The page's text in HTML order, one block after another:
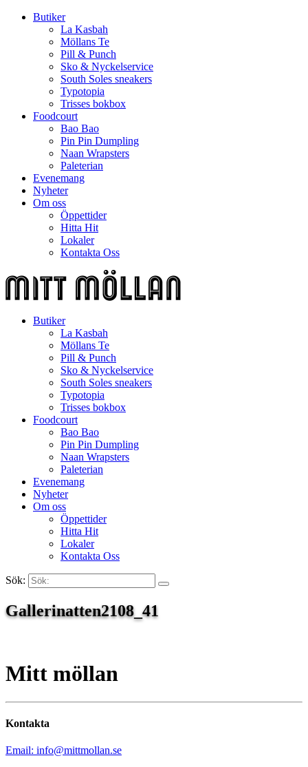
Butiker
La Kasbah
Möllans Te
Pill & Punch
Sko & Nyckelservice
South Soles sneakers
Typotopia
Trisses bokbox
Foodcourt
Bao Bao
Pin Pin Dumpling
Naan Wrapsters
Paleterian
Evenemang
Nyheter
Om oss
Öppettider
Hitta Hit
Lokaler
Kontakta Oss
Butiker
La Kasbah
Möllans Te
Pill & Punch
Sko & Nyckelservice
South Soles sneakers
Typotopia
Trisses bokbox
Foodcourt
Bao Bao
Pin Pin Dumpling
Naan Wrapsters
Paleterian
Evenemang
Nyheter
Om oss
Öppettider
Hitta Hit
Lokaler
Kontakta Oss
Sök:
Search
Gallerinatten2108_41
Mitt möllan
Kontakta
Email: info@mittmollan.se